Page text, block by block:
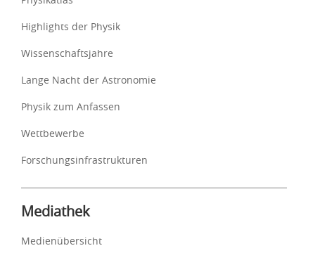
Highlights der Physik
Wissenschaftsjahre
Lange Nacht der Astronomie
Physik zum Anfassen
Wettbewerbe
Forschungsinfrastrukturen
Mediathek
Medienübersicht